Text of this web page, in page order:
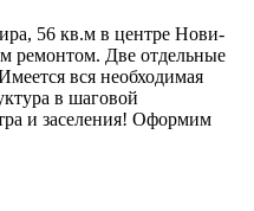
56 кв.м в центре Нови-
ремонтом. Две отдельные
вся необходимая
в шаговой
и заселения! Оформим